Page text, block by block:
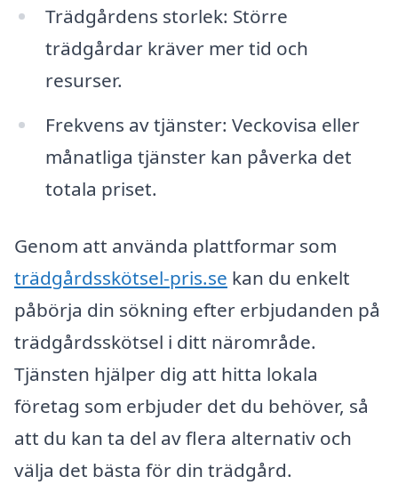
Trädgårdens storlek: Större
trädgårdar kräver mer tid och
resurser.
Frekvens av tjänster: Veckovisa eller
månatliga tjänster kan påverka det
totala priset.
Genom att använda plattformar som
trädgårdsskötsel-pris.se kan du enkelt
påbörja din sökning efter erbjudanden på
trädgårdsskötsel i ditt närområde.
Tjänsten hjälper dig att hitta lokala
företag som erbjuder det du behöver, så
att du kan ta del av flera alternativ och
välja det bästa för din trädgård.